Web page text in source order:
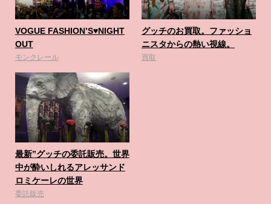
VOGUE FASHION’S♥️NIGHT
OUT
モンクレール
グッチのお買取。ファッショ
ニスタからの熱い視線。
買取
最新”グッチの委託販売。世界
中が酔いしれるアレッサンド
ロミケーレの世界
委託販売